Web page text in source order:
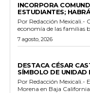
INCORPORA
ESTUDIANTES;
Por Redacción Mexicali.- Con el firme compromiso de respaldar la
economía de las familias
7 agosto, 2026
DESTACA CÉSAR
SÍMBOLO DE UNIDAD
Por Redacción Mexicali.- El presidente del Consejo Estatal de
Morena en Baja California,